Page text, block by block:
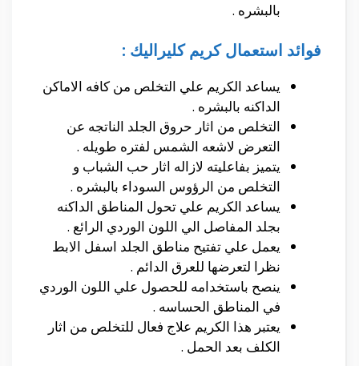
بالبشره .
فوائد استعمال كريم كليراليك :
يساعد الكريم علي التخلص من كافه الاماكن
الداكنه بالبشره .
التخلص من اثار حروق الجلد الناتجه عن
التعرض لاشعه الشمس لفتره طويله .
يتميز بفاعليته لازاله اثار حب الشباب و
التخلص من الرؤوس السوداء بالبشره .
يساعد الكريم علي تحول المناطق الداكنه
بجلد المفاصل الي اللون الوردي الرائع .
يعمل علي تفتيح مناطق الجلد اسفل الابط
نظرا لتعرضها للعرق الدائم .
ينصح باستخدامه للحصول علي اللون الوردي
في المناطق الحساسه .
يعتبر هذا الكريم علاج فعال للتخلص من اثار
الكلف بعد الحمل .